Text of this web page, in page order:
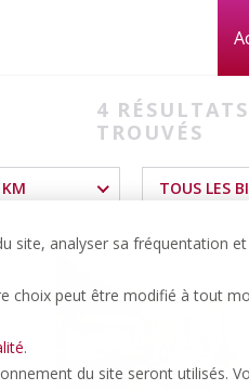
site, analyser sa fréquentation
choix peut être modifié à tout
.
du site seront utilisés.
4 RÉSULTATS
TROUVÉS
TOUS LES